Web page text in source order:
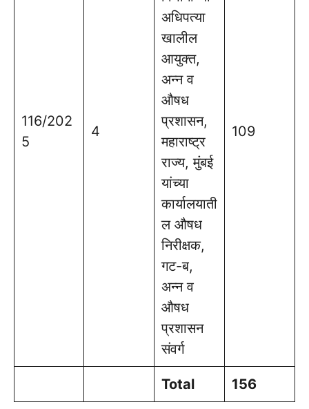
116/202
5
4
अधिपत्या
खालील
आयुक्त,
अन्न व
औषध
प्रशासन,
महाराष्ट्र
राज्य, मुंबई
यांच्या
कार्यालयाती
ल औषध
निरीक्षक,
गट-ब,
अन्न व
औषध
प्रशासन
संवर्ग
109
Total 156